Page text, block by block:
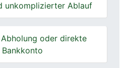
unkomplizierter Ablauf
oder direkte